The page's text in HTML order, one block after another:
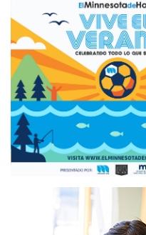
ESTAMPILLAS DE
LUCIOPERCA 2027
DEMANDARÁN APOYO
PARA UN ESTADO
POLICÍA DE
EL SUR DE
TIGRES DELEITA Y
SU VISITA A MINNESOTA